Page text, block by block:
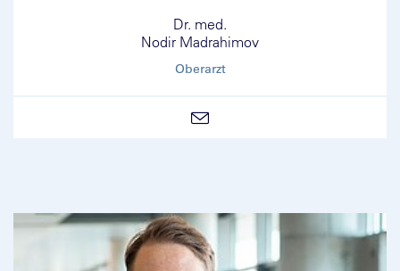
Dr. med.
Nodir Madrahimov
Oberarzt